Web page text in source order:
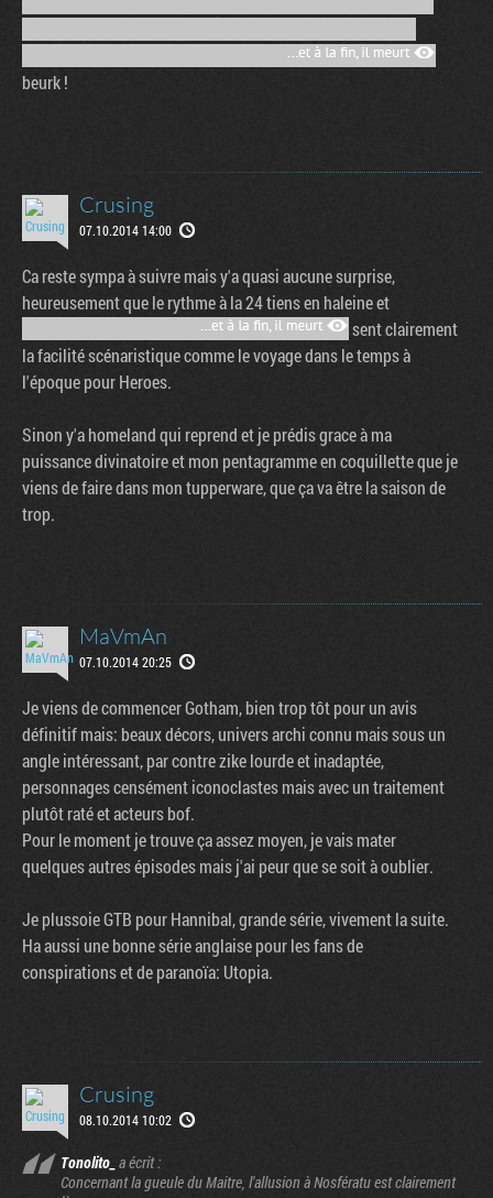
beurk !
Crusing
07.10.2014 14:00
Ca reste sympa à suivre mais y'a quasi aucune surprise,
heureusement que le rythme à la 24 tiens en haleine et
sent clairement
la facilité scénaristique comme le voyage dans le temps à
l'époque pour Heroes.
Sinon y'a homeland qui reprend et je prédis grace à ma
puissance divinatoire et mon pentagramme en coquillette que je
viens de faire dans mon tupperware, que ça va être la saison de
trop.
MaVmAn
07.10.2014 20:25
Je viens de commencer Gotham, bien trop tôt pour un avis
définitif mais: beaux décors, univers archi connu mais sous un
angle intéressant, par contre zike lourde et inadaptée,
personnages censément iconoclastes mais avec un traitement
plutôt raté et acteurs bof.
Pour le moment je trouve ça assez moyen, je vais mater
quelques autres épisodes mais j'ai peur que se soit à oublier.
Je plussoie GTB pour Hannibal, grande série, vivement la suite.
Ha aussi une bonne série anglaise pour les fans de
conspirations et de paranoïa: Utopia.
Crusing
08.10.2014 10:02
Tonolito_ a écrit :
Concernant la gueule du Maitre, l'allusion à Nosfératu est clairement